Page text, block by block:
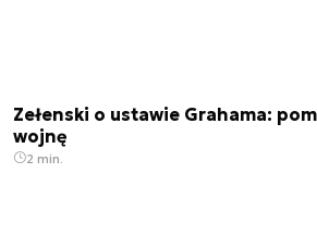
Zełenski o ustawie Grahama:
wojnę
2 min.